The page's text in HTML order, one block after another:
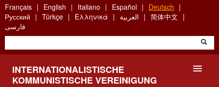
Skip
to
main
content
Français English Italiano Español
Deutsch
Русский
Türkçe Ελληνικά العربية
简体中文
فارسی
INTERNATIONALISTISCHE
KOMMUNISTISCHE VEREINIGUNG